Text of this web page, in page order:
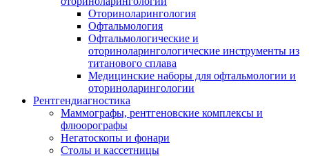
Оториноларингология
Офтальмология
Офтальмологические и
оториноларингологические инструменты из
титанового сплава
Медицинские наборы для офтальмологии и
оториноларингологии
Рентгендиагностика
Маммографы, рентгеновские комплексы и
флюорографы
Негатоскопы и фонари
Столы и кассетницы